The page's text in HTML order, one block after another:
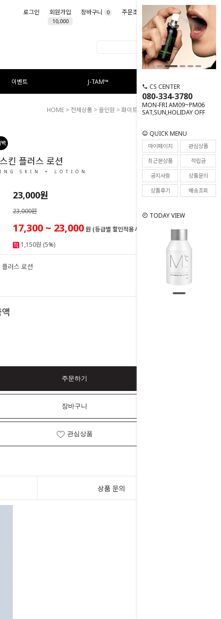
로그인 회원가입
10,000
장바구니 0 주문조회 마이페이지
이벤트 J-TAM™
CS CENTER
080-334-3780
MON-FRI AM09~PM06
SAT,SUN,HOLIDAY OFF
QUICK MENU
마이페이지
관심상품
최근본상품
적립금
공지사항
상품문의
상품후기
배송조회
TODAY VIEW
HOME > 전체상품 >올인원 > 화이트닝 스킨 플러스 로션
244
킨 플러스 로션
SKIN + LOTION
23,000원
23,000원
17,300 ~ 23,000원 (등급별 할인적용시)
1,150원 (5%)
러스 로션
23,000
주문하기
장바구니
관심상품
상품 문의